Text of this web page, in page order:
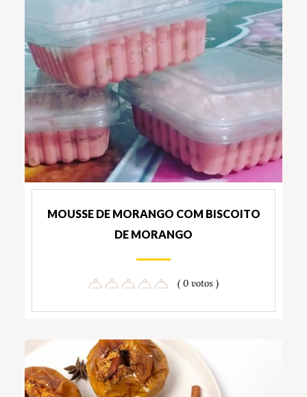
MOUSSE DE MORANGO COM BISCOITO
DE MORANGO
( 0 votos )